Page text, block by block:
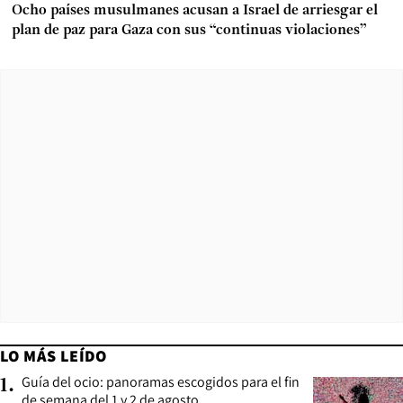
Ocho países musulmanes acusan a Israel de arriesgar el
plan de paz para Gaza con sus “continuas violaciones”
LO MÁS LEÍDO
1. Guía del ocio: panoramas escogidos para el fin